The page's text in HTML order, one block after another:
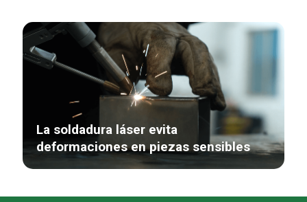
La soldadura láser evita
deformaciones en piezas sensibles